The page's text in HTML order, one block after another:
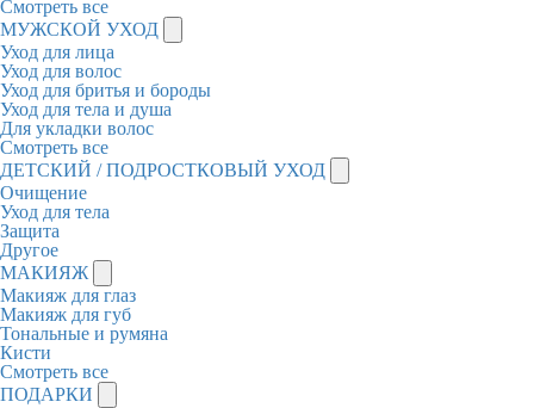
Смотреть все
МУЖСКОЙ УХОД
Уход для лица
Уход для волос
Уход для бритья и бороды
Уход для тела и душа
Для укладки волос
Смотреть все
ДЕТСКИЙ / ПОДРОСТКОВЫЙ УХОД
Очищение
Уход для тела
Защита
Другое
МАКИЯЖ
Макияж для глаз
Макияж для губ
Тональные и румяна
Кисти
Смотреть все
ПОДАРКИ